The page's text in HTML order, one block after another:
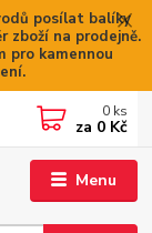
posílat balíky
zboží na prodejně.
pro kamennou
Menu
0 ks
za 0 Kč